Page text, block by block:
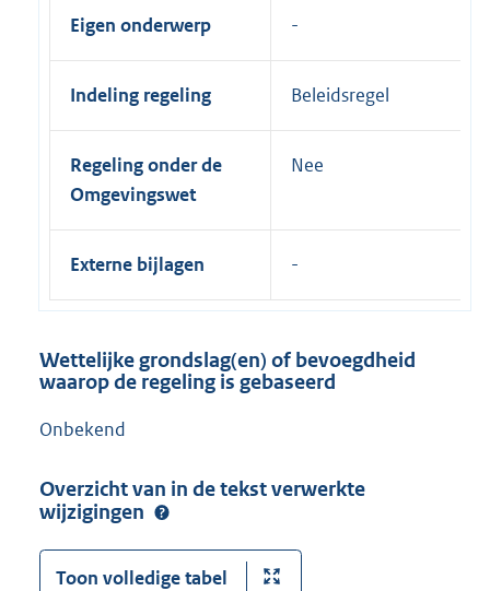
Eigen onderwerp
Indeling regeling Beleidsregel
Regeling onder de
Omgevingswet
Nee
Externe bijlagen
Wettelijke grondslag(en) of bevoegdheid
waarop de regeling is gebaseerd
Onbekend
Overzicht van in de tekst verwerkte
wijzigingen
Toon volledige tabel